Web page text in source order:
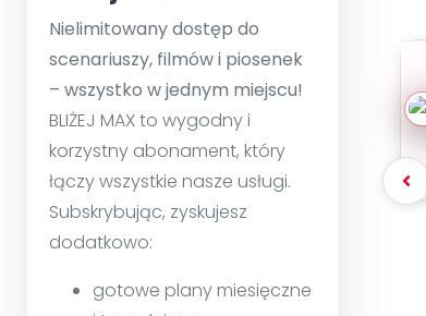
Nielimitowany dostęp do
scenariuszy, filmów i piosenek
– wszystko w jednym miejscu!
BLIŻEJ MAX to wygodny i
korzystny abonament, który
łączy wszystkie nasze usługi.
Subskrybując, zyskujesz
dodatkowo:
gotowe plany miesięczne